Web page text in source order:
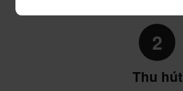
2
Thu hút